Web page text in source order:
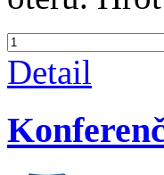
Detail